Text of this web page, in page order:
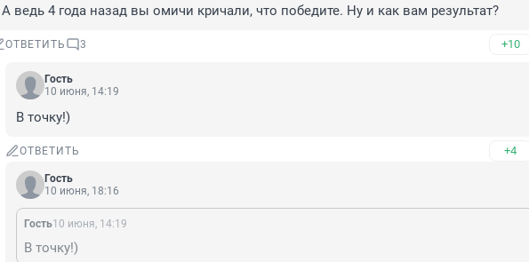
А ведь 4 года назад вы омичи кричали, что победите. Ну и как вам результат?
ОТВЕТИТЬ 3 +10
Гость
10 июня, 14:19
В точку!)
ОТВЕТИТЬ +4
Гость
10 июня, 18:16
Гость10 июня, 14:19
В точку!)